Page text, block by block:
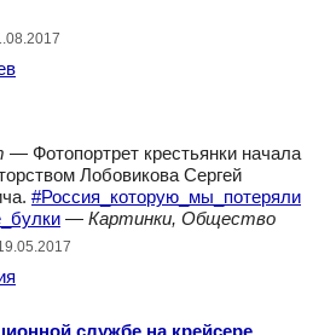
— Фотопортрет крестьянки начала
Лобовикова Сергей
#Россия_которую_мы_потеряли
— Картинки, Общество